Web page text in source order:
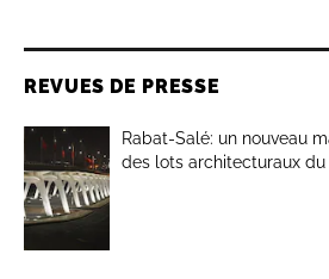
REVUES DE PRESSE
Rabat-Salé: un nouveau
des lots architecturaux du